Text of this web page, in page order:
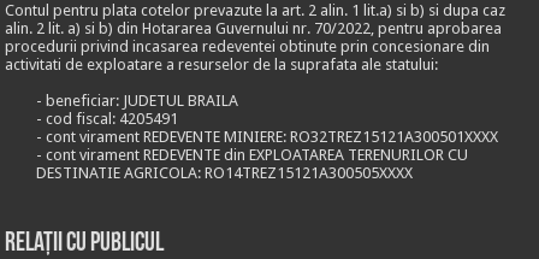
Contul pentru plata cotelor prevazute la art. 2 alin. 1 lit.a) si b) si dupa caz
alin. 2 lit. a) si b) din Hotararea Guvernului nr. 70/2022, pentru aprobarea
procedurii privind incasarea redeventei obtinute prin concesionare din
activitati de exploatare a resurselor de la suprafata ale statului:
- beneficiar: JUDETUL BRAILA
- cod fiscal: 4205491
- cont virament REDEVENTE MINIERE: RO32TREZ15121A300501XXXX
- cont virament REDEVENTE din EXPLOATAREA TERENURILOR CU
DESTINATIE AGRICOLA: RO14TREZ15121A300505XXXX
Relații cu publicul